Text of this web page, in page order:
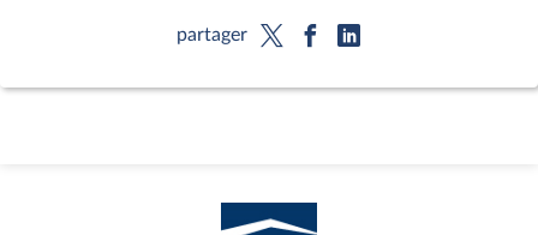
partager